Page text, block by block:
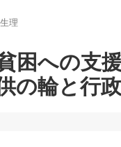
生理
困への支
の輪と行